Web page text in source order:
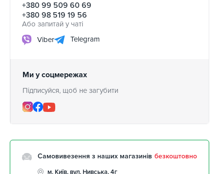
+380 99 509 60 69
+380 98 519 19 56
Або запитай у чаті
Viber
Telegram
Ми у соцмережах
Підписуйся, щоб не загубити
Самовивезення з наших магазинів безкоштовно
м. Київ, вул. Нивська, 4г